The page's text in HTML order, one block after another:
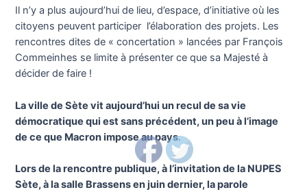
Il n’y a plus aujourd’hui de lieu, d’espace, d’initiative où les
citoyens peuvent participer l’élaboration des projets. Les
rencontres dites de « concertation » lancées par François
Commeinhes se limite à présenter ce que sa Majesté à
décider de faire !
La ville de Sète vit aujourd’hui un recul de sa vie
démocratique qui est sans précédent, un peu à l’image
de ce que Macron impose au pays.
Lors de la rencontre publique, à l’invitation de la NUPES
Sète, à la salle Brassens en juin dernier, la parole